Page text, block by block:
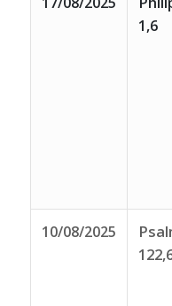
1,6
10/08/2025